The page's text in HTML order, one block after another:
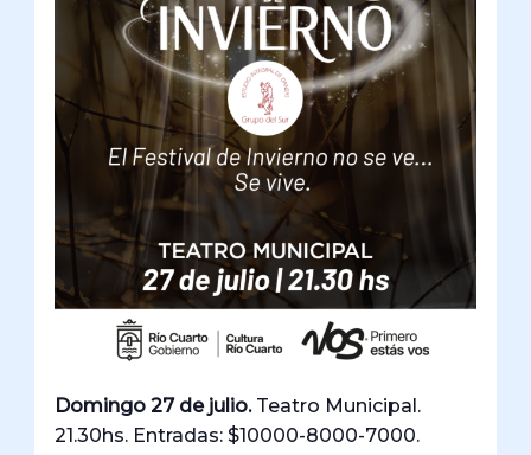
Domingo 27 de julio.Teatro Municipal.
21.30hs. Entradas: $10000-8000-7000.